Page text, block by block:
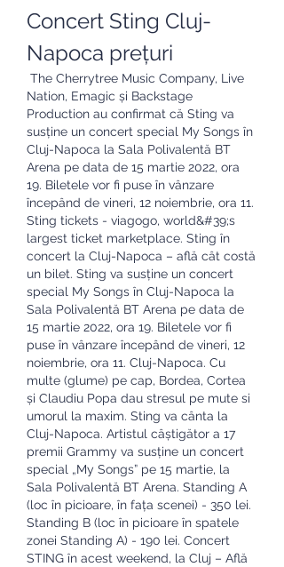
Concert Sting Cluj-
Napoca prețuri
Nation, Emagic și Backstage
Production au confirmat că Sting va
susține un concert special My Songs în
Cluj-Napoca la Sala Polivalentă BT
Arena pe data de 15 martie 2022, ora
19. Biletele vor fi puse în vânzare
începând de vineri, 12 noiembrie, ora 11.
Sting tickets - viagogo, world&#39;s
largest ticket marketplace. Sting în
concert la Cluj-Napoca – află cât costă
un bilet. Sting va susține un concert
special My Songs în Cluj-Napoca la
Sala Polivalentă BT Arena pe data de
15 martie 2022, ora 19. Biletele vor fi
puse în vânzare începând de vineri, 12
noiembrie, ora 11. Cluj-Napoca. Cu
multe (glume) pe cap, Bordea, Cortea
și Claudiu Popa dau stresul pe mute si
umorul la maxim. Sting va cânta la
Cluj-Napoca. Artistul câștigător a 17
premii Grammy va susține un concert
special „My Songs” pe 15 martie, la
Sala Polivalentă BT Arena. Standing A
(loc în picioare, în fața scenei) - 350 lei.
Standing B (loc în picioare în spatele
zonei Standing A) - 190 lei. Concert
STING în acest weekend, la Cluj – Află